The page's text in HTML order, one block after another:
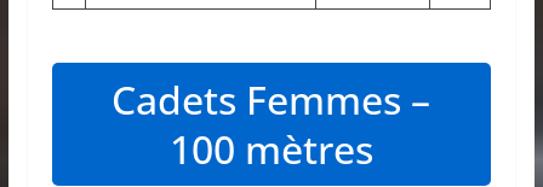
Cadets Femmes –
100 mètres